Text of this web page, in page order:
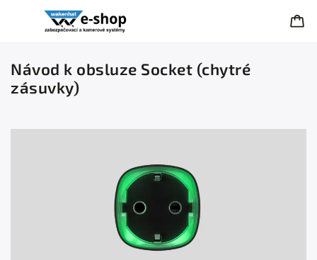
Návod k obsluze Socket (chytré
zásuvky)